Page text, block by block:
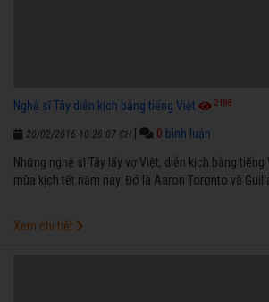
Nghệ sĩ Tây diễn kịch bằng tiếng Việt 2188
20/02/2016 10:26:07 CH 0 bình luận
Những nghệ sĩ Tây lấy vợ Việt, diễn kịch bằng
mùa kịch tết năm nay. Đó là Aaron Toronto và
Xem chi tiết